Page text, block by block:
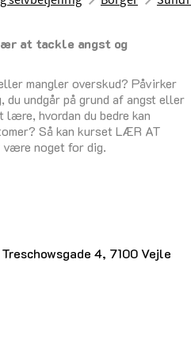
at tackle angst og
mangler overskud? Påvirker
du undgår på grund af angst eller
hvordan du bedre kan
Så kan kurset LÆR AT
være noget for dig.
4, 7100 Vejle